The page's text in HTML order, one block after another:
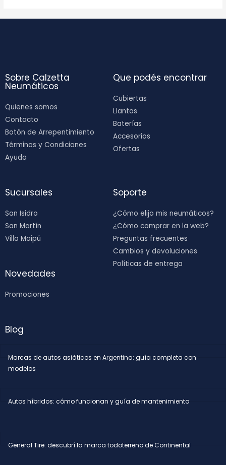
Sobre Calzetta
Neumáticos
Quienes somos
Contacto
Botón de Arrepentimiento
Términos y Condiciones
Ayuda
Que podés encontrar
Cubiertas
Llantas
Baterías
Accesorios
Ofertas
Sucursales
San Isidro
San Martín
Villa Maipú
Novedades
Promociones
Soporte
¿Cómo elijo mis neumáticos?
¿Cómo comprar en la web?
Preguntas frecuentes
Cambios y devoluciones
Políticas de entrega
Blog
Marcas de autos asiáticos en Argentina: guía completa con
modelos
Autos híbridos: cómo funcionan y guía de mantenimiento
General Tire: descubrí la marca todoterreno de Continental